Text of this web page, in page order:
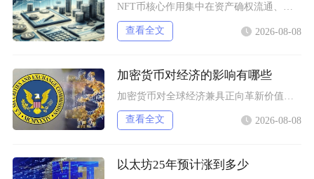
NFT币核心作用集中在资产确权流通、生态权益兑现、金融抵押套利、身份凭证认证四大方向，既是
查看全文 2026-08-08
加密货币对经济的影响有哪些
查看全文 2026-08-08
以太坊25年预计涨到多少